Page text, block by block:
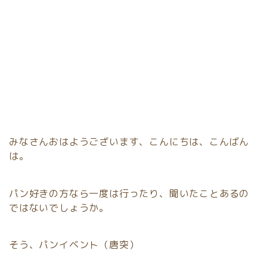
みなさんおはようございます、こんにちは、こんばん
は。
パン好きの方なら一度は行ったり、聞いたことあるの
ではないでしょうか。
そう、パンイベント（唐突）